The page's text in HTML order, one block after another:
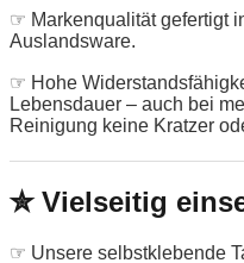
☞ Markenqualität gefertigt
Auslandsware.
☞ Hohe
Lebensdauer – auch bei
Reinigung keine Kratzer
✮ Vielseitig
☞ Unsere selbstklebende